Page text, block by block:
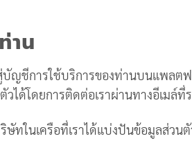
าน
บัญชีการใช้บริการของท่านบนแพลต
ด้โดยการติดต่อเราผ่านทางอีเมล์ที่
ทในเครือที่เราได้แบ่งปันข้อมูลส่วน